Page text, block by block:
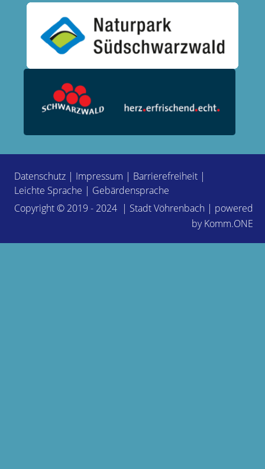
Datenschutz | Impressum | Barrierefreiheit |
Leichte Sprache | Gebärdensprache
Copyright © 2019 - 2024 | Stadt Vöhrenbach | powered
byKomm.ONE